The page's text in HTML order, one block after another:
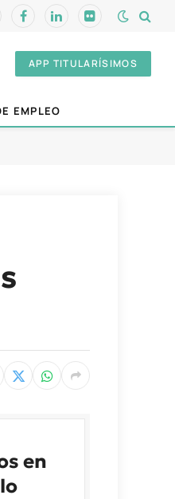
FacebookLinkedInFlickr
APP TITULARÍSIMOS
EMPLEO
en